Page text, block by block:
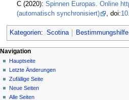
C (2020): Spinnen Europas. Online
(automatisch synchronisiert)
, doi:
Kategorien: Scotina Bestimmungshilfe
Navigation
Hauptseite
Letzte Änderungen
Zufällige Seite
Neue Seiten
Alle Seiten